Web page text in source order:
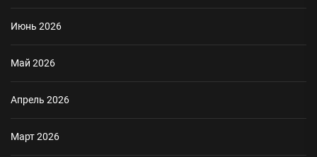
Июнь 2026
Май 2026
Апрель 2026
Март 2026